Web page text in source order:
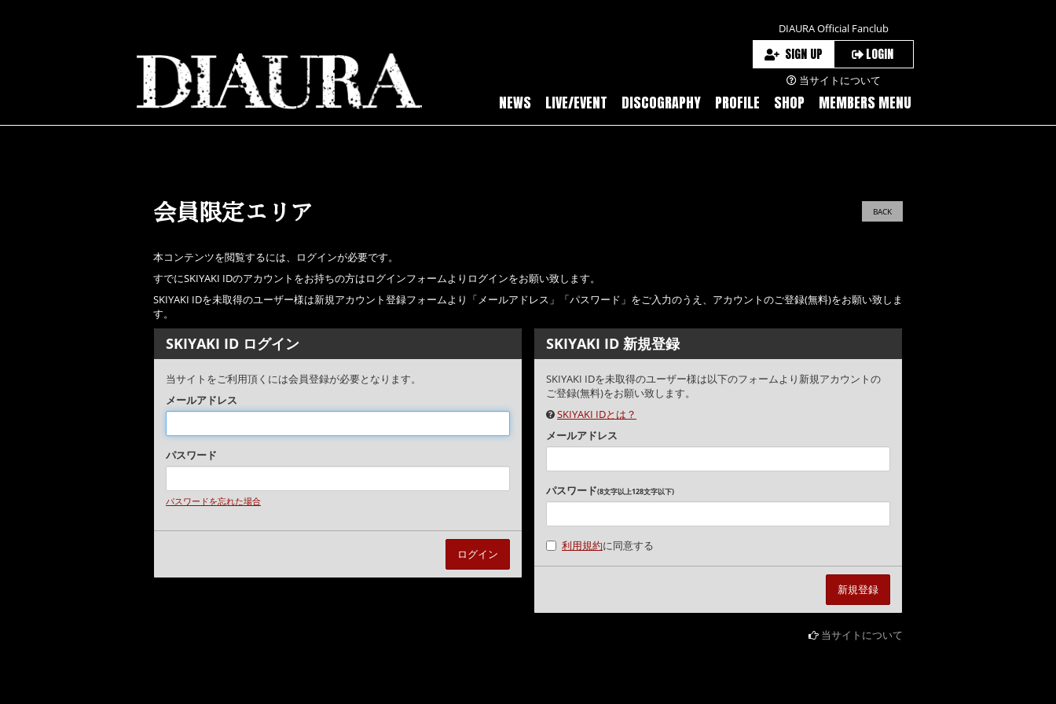
DIAURA Official Fanclub
SIGN UP LOGIN
当サイトについて
NEWS LIVE/EVENT DISCOGRAPHY PROFILE SHOP MEMBERS MENU
会員限定エリア BACK
本コンテンツを閲覧するには、ログインが必要です。
すでにSKIYAKI IDのアカウントをお持ちの方はログインフォームよりログインをお願い致します。
SKIYAKI IDを未取得のユーザー様は新規アカウント登録フォームより「メールアドレス」「パスワード」をご入力のうえ、アカウントのご登録(無料)をお願い致しま
す。
SKIYAKI ID ログイン
当サイトをご利用頂くには会員登録が必要となります。
メールアドレス
パスワード
パスワードを忘れた場合
SKIYAKI ID 新規登録
SKIYAKI IDを未取得のユーザー様は以下のフォームより新規アカウントの
ご登録(無料)をお願い致します。
SKIYAKI IDとは？
メールアドレス
パスワード(8文字以上128文字以下)
利用規約に同意する
当サイトについて